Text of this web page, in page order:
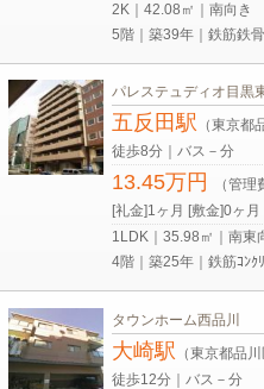
2K｜42.08㎡｜南向き
5階｜築39年｜鉄筋鉄
パレステュディオ目黒
五反田駅 （東京都
徒歩8分｜バス－分
13.45万円
（管理
[礼金]1ヶ月 [敷金]0ヶ月
1LDK｜35.98㎡｜南東
4階｜築25年｜鉄筋ｺﾝｸ
タウンホーム西品川
大崎駅
（東京都品川
徒歩12分｜バス－分